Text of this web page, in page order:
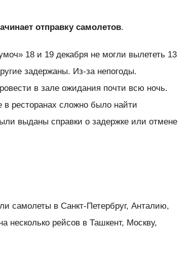
отправку самолетов.
18 и 19 декабря не могли вылететь 13
задержаны. Из-за непогоды.
в зале ожидания почти всю ночь.
ресторанах сложно было найти
выданы справки о задержке или отмене
самолеты в Санкт-Петербруг, Анталию,
несколько рейсов в Ташкент, Москву,